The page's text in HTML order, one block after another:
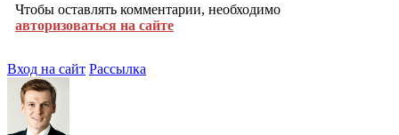
Чтобы оставлять комментарии, необходимо
авторизоваться на сайте
Вход на сайт Рассылка